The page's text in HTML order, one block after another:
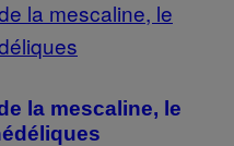
la mescaline, le